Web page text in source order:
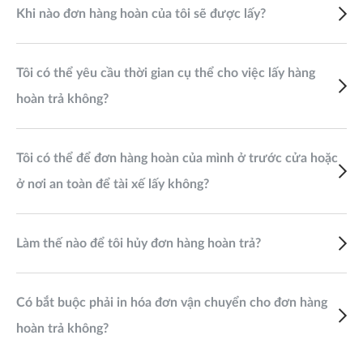
Khi nào đơn hàng hoàn của tôi sẽ được lấy?
Tôi có thể yêu cầu thời gian cụ thể cho việc lấy hàng
hoàn trả không?
Tôi có thể để đơn hàng hoàn của mình ở trước cửa hoặc
ở nơi an toàn để tài xế lấy không?
Làm thế nào để tôi hủy đơn hàng hoàn trả?
Có bắt buộc phải in hóa đơn vận chuyển cho đơn hàng
hoàn trả không?